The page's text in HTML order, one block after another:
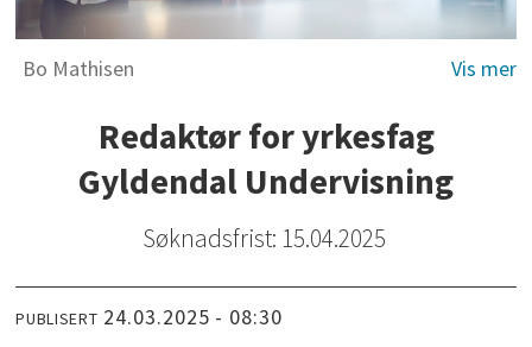
Bo Mathisen
Redaktør for yrkesfag
Gyldendal Undervisning
Søknadsfrist: 15.04.2025
PUBLISERT 24.03.2025 - 08:30